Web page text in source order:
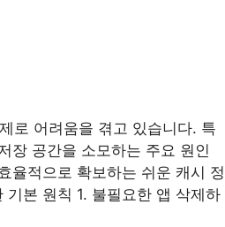
로 어려움을 겪고 있습니다. 특
장 공간을 소모하는 주요 원인
율적으로 확보하는 쉬운 캐시 정
본 원칙 1. 불필요한 앱 삭제하